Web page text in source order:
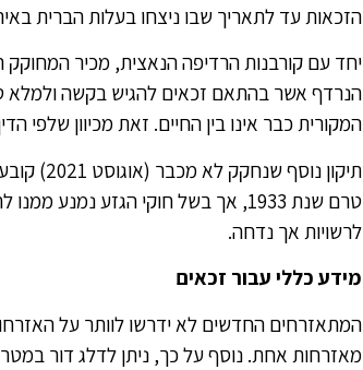
הזכאות עד לתאריך שבו ניצחו בעלות הברית
יחד עם קורבנות הרדיפה הנאצית, מכיר המחוקק
הנרדף אשר בהתאם זכאים להגיש בקשה ולמלא
המקורית כבר אינו בין החיים. זאת מכיוון
תיקון
טרם שנת 1933, אך בשל חוקי הגזע
לרשויות אך נדחה.
מידע כללי עבור זכאים
המתאזרחים החדשים לא ידרשו לוותר על
מאזרחות אחת. נוסף על כך, ניתן לדלג דור